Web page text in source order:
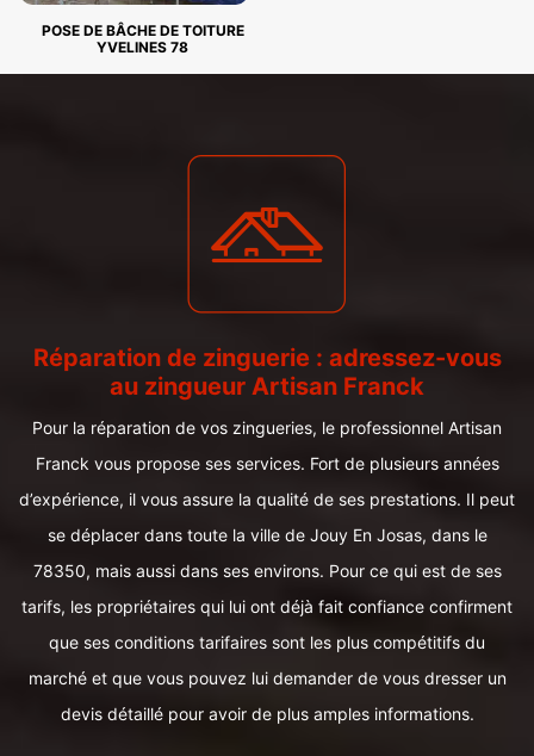
POSE DE BÂCHE DE TOITURE
YVELINES 78
Réparation de zinguerie : adressez-vous
au zingueur Artisan Franck
Pour la réparation de vos zingueries, le professionnel Artisan
Franck vous propose ses services. Fort de plusieurs années
d’expérience, il vous assure la qualité de ses prestations. Il peut
se déplacer dans toute la ville de Jouy En Josas, dans le
78350, mais aussi dans ses environs. Pour ce qui est de ses
tarifs, les propriétaires qui lui ont déjà fait confiance confirment
que ses conditions tarifaires sont les plus compétitifs du
marché et que vous pouvez lui demander de vous dresser un
devis détaillé pour avoir de plus amples informations.